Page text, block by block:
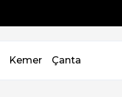
Kemer Çanta